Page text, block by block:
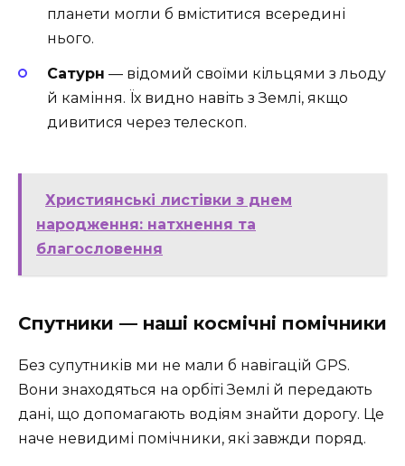
планети могли б вміститися всередині
нього.
Сатурн — відомий своїми кільцями з льоду
й каміння. Їх видно навіть з Землі, якщо
дивитися через телескоп.
Християнські листівки з днем
народження: натхнення та
благословення
Спутники — наші космічні помічники
Без супутників ми не мали б навігацій GPS.
Вони знаходяться на орбіті Землі й передають
дані, що допомагають водіям знайти дорогу. Це
наче невидимі помічники, які завжди поряд.